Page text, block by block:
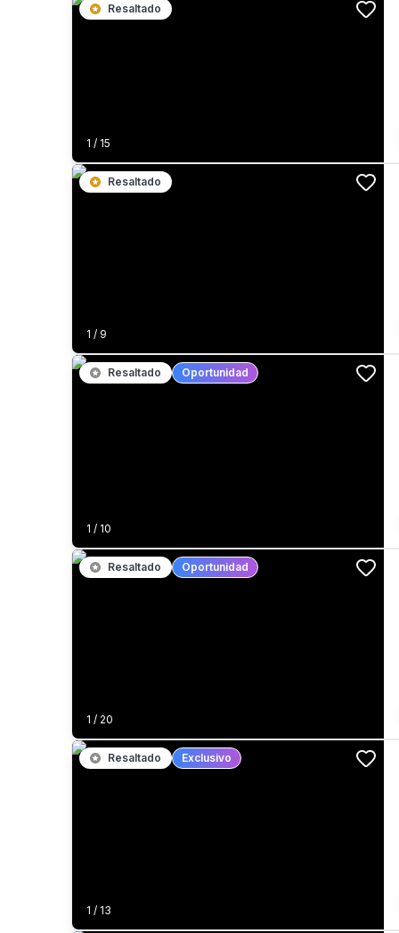
1 / 15
Resaltado
1 / 9
Resaltado
1 / 10
Resaltado Oportunidad
1 / 20
Resaltado Oportunidad
1 / 13
Resaltado Exclusivo